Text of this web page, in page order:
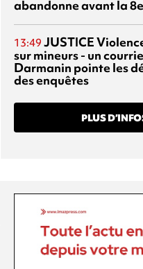
abandonne avant la
13:49 JUSTICE
sur mineurs - un
Darmanin pointe les
des enquêtes
PLUS